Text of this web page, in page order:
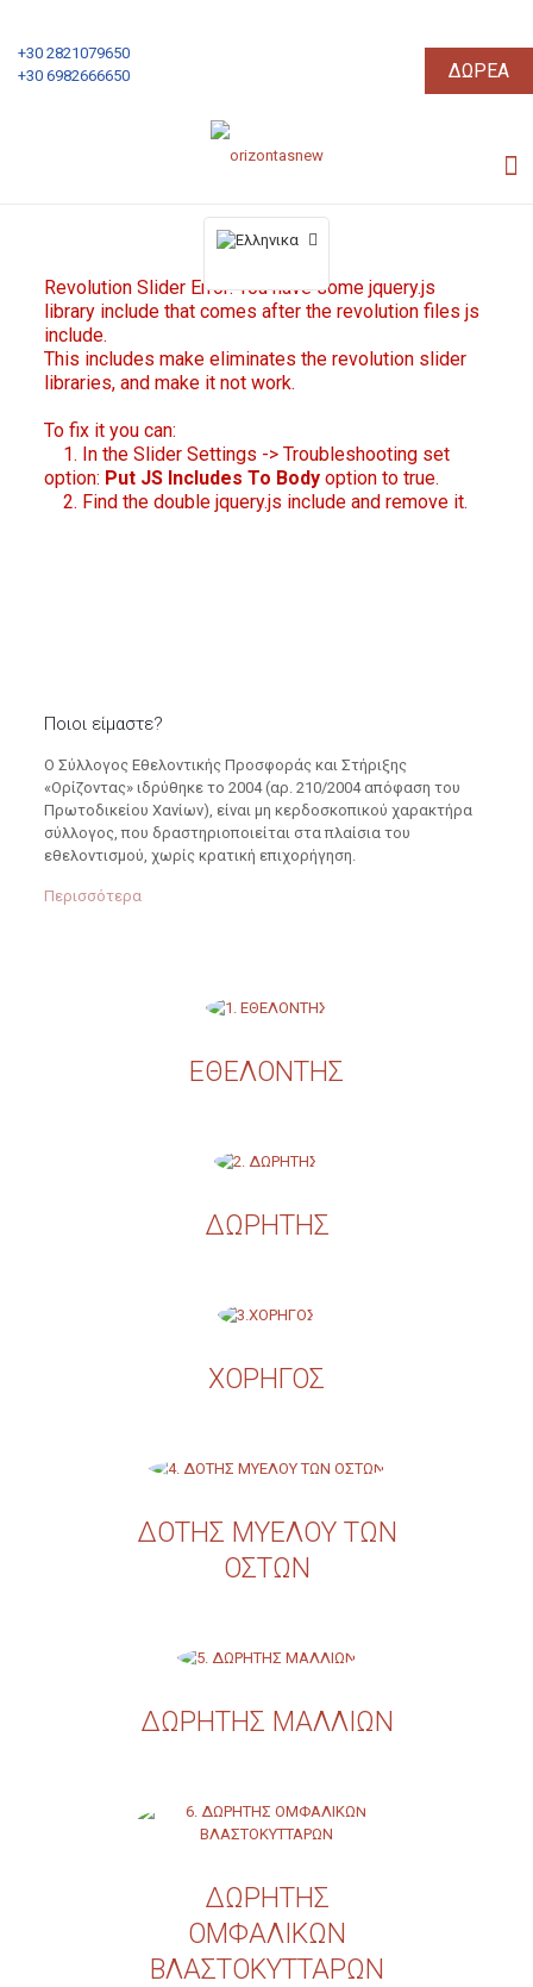
+30 2821079650
+30 6982666650
ΔΩΡΕΑ
Revolution Slider Error: You have some jquery.js
library include that comes after the revolution files js
include.
This includes make eliminates the revolution slider
libraries, and make it not work.
To fix it you can:
1. In the Slider Settings -> Troubleshooting set
option: Put JS Includes To Bodyoption to true.
2. Find the double jquery.js include and remove it.
Ποιοι είμαστε?
Ο Σύλλογος Εθελοντικής Προσφοράς και Στήριξης
«Ορίζοντας» ιδρύθηκε το 2004 (αρ. 210/2004 απόφαση του
Πρωτοδικείου Χανίων), είναι μη κερδοσκοπικού χαρακτήρα
σύλλογος, που δραστηριοποιείται στα πλαίσια του
εθελοντισμού, χωρίς κρατική επιχορήγηση.
Περισσότερα
ΕΘΕΛΟΝΤΗΣ
ΔΩΡΗΤΗΣ
ΧΟΡΗΓΟΣ
ΔΟΤΗΣ ΜΥΕΛΟΥ ΤΩΝ
ΟΣΤΩΝ
ΔΩΡΗΤΗΣ ΜΑΛΛΙΩΝ
ΔΩΡΗΤΗΣ
ΟΜΦΑΛΙΚΩΝ
ΒΛΑΣΤΟΚΥΤΤΑΡΩΝ